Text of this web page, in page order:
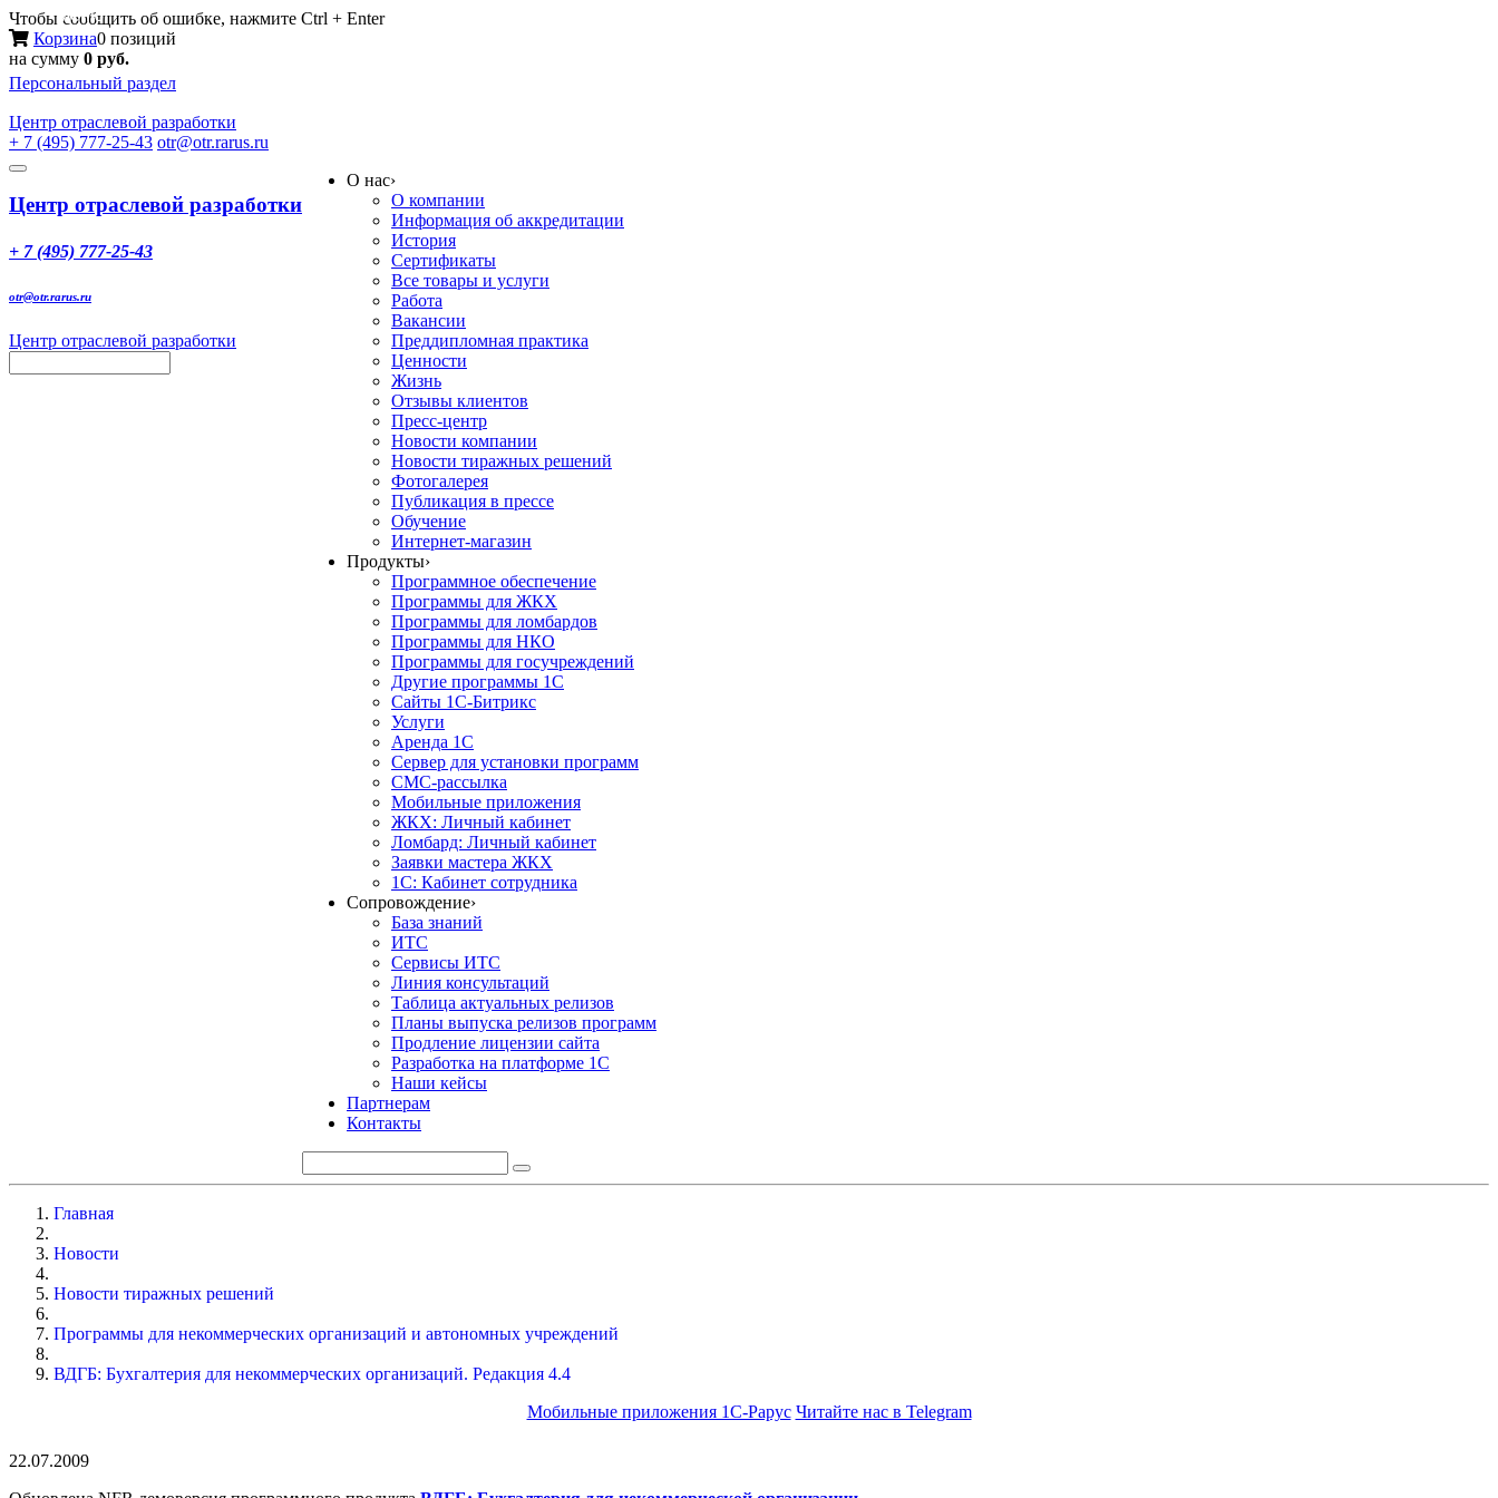
Чтобы сообщить об ошибке, нажмите Ctrl + Enter
Корзина0 позиций
на сумму 0 руб.
Персональный раздел
Центр отраслевой разработки
+ 7 (495) 777-25-43 otr@otr.rarus.ru
Toggle
Меню
Центр отраслевой разработки
+ 7 (495) 777-25-43
otr@otr.rarus.ru
Центр отраслевой разработки
О нас›
О компании
Информация об аккредитации
История
Сертификаты
Все товары и услуги
Работа
Вакансии
Преддипломная практика
Ценности
Жизнь
Отзывы клиентов
Пресс-центр
Новости компании
Новости тиражных решений
Фотогалерея
Публикация в прессе
Обучение
Интернет-магазин
Продукты›
Программное обеспечение
Программы для ЖКХ
Программы для ломбардов
Программы для НКО
Программы для госучреждений
Другие программы 1С
Сайты 1С-Битрикс
Услуги
Аренда 1С
Сервер для установки программ
СМС-рассылка
Мобильные приложения
ЖКХ: Личный кабинет
Ломбард: Личный кабинет
Заявки мастера ЖКХ
1С: Кабинет сотрудника
Сопровождение›
База знаний
ИТС
Сервисы ИТС
Линия консультаций
Таблица актуальных релизов
Планы выпуска релизов программ
Продление лицензии сайта
Разработка на платформе 1С
Наши кейсы
Партнерам
Контакты
Главная
Новости
Новости тиражных решений
Программы для некоммерческих организаций и автономных учреждений
ВДГБ: Бухгалтерия для некоммерческих организаций. Редакция 4.4
Мобильные приложения 1С-Рарус Читайте нас в Telegram
22.07.2009